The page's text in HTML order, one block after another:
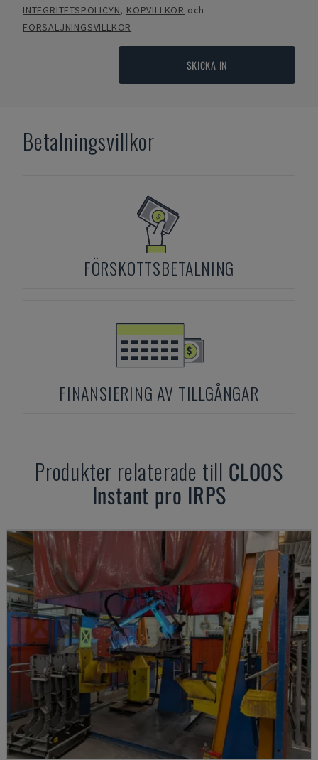
INTEGRITETSPOLICYN, KÖPVILLKOR och
FÖRSÄLJNINGSVILLKOR
SKICKA IN
Betalningsvillkor
FÖRSKOTTSBETALNING
FINANSIERING AV TILLGÅNGAR
Produkter relaterade till CLOOS
Instant pro IRPS